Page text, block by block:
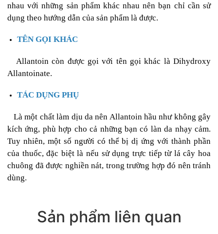
nhau với những sản phẩm khác nhau nên bạn chỉ cần sử
dụng theo hướng dẫn của sản phẩm là được.
TÊN GỌI KHÁC
Allantoin còn được gọi với tên gọi khác là Dihydroxy
Allantoinate.
TÁC DỤNG PHỤ
Là một chất làm dịu da nên Allantoin hầu như không gây
kích ứng, phù hợp cho cả những bạn có làn da nhạy cảm.
Tuy nhiên, một số người có thể bị dị ứng với thành phần
của thuốc, đặc biệt là nếu sử dụng trực tiếp từ lá cây hoa
chuông đã được nghiền nát, trong trường hợp đó nên tránh
dùng.
Sản phẩm liên quan